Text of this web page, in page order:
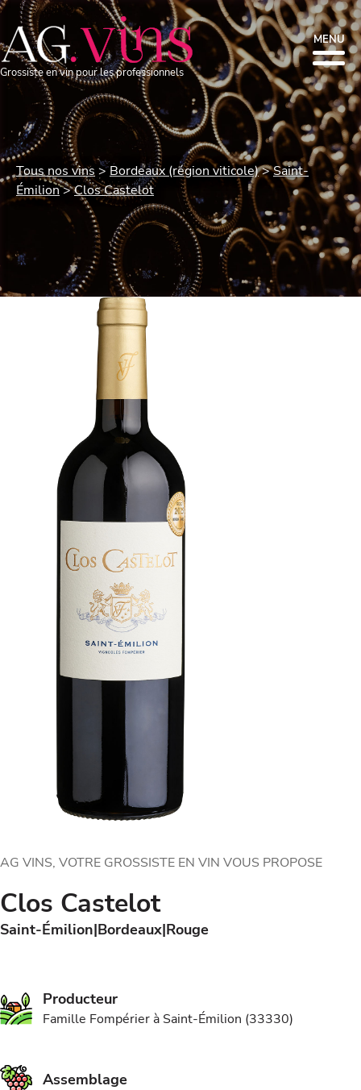
Grossiste en vin pour les professionnels
MENU
Tous nos vins Bordeaux (région viticole)
Saint-
Émilion
Clos Castelot
AG VINS, VOTRE GROSSISTE EN VIN VOUS PROPOSE
Clos Castelot
Saint-Émilion Bordeaux Rouge
Producteur
Famille Fompérier à Saint-Émilion (33330)
Assemblage